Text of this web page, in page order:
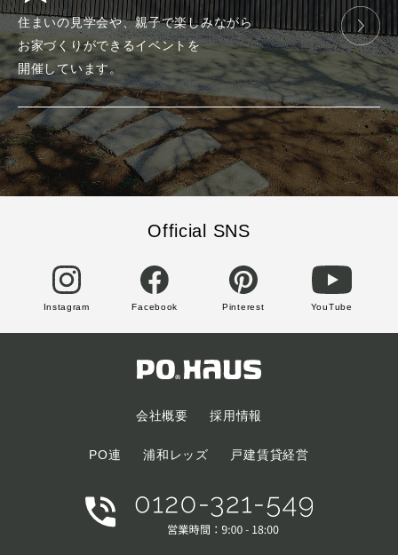
住まいの見学会や、親子で楽しみながら
お家づくりができるイベントを
開催しています。
Official SNS
Instagram Facebook Pinterest YouTube
会社概要 採用情報
PO連 浦和レッズ 戸建賃貸経営